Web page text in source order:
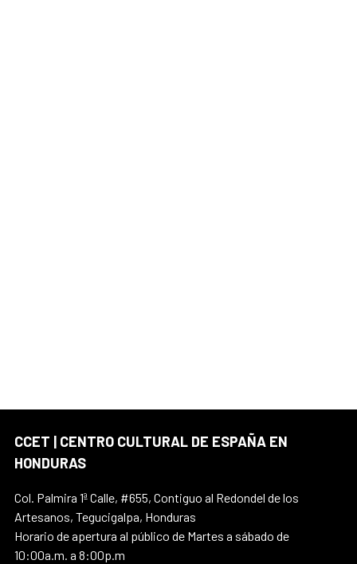
CCET | CENTRO CULTURAL DE ESPAÑA EN
HONDURAS
Col. Palmira 1ª Calle, #655, Contiguo al Redondel de los
Artesanos, Tegucigalpa, Honduras
Horario de apertura al público de Martes a sábado de
10:00a.m. a 8:00p.m